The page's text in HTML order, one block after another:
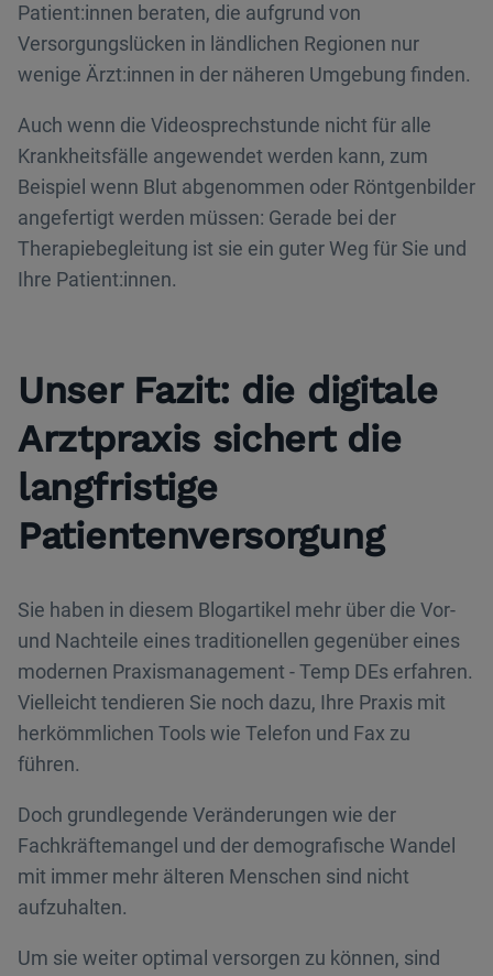
Patient:innen beraten, die aufgrund von
Versorgungslücken in ländlichen Regionen nur
wenige Ärzt:innen in der näheren Umgebung finden.
Auch wenn die Videosprechstunde nicht für alle
Krankheitsfälle angewendet werden kann, zum
Beispiel wenn Blut abgenommen oder Röntgenbilder
angefertigt werden müssen: Gerade bei der
Therapiebegleitung ist sie ein guter Weg für Sie und
Ihre Patient:innen.
Unser Fazit: die digitale
Arztpraxis sichert die
langfristige
Patientenversorgung
Sie haben in diesem Blogartikel mehr über die Vor-
und Nachteile eines traditionellen gegenüber eines
modernen Praxismanagement - Temp DEs erfahren.
Vielleicht tendieren Sie noch dazu, Ihre Praxis mit
herkömmlichen Tools wie Telefon und Fax zu
führen.
Doch grundlegende Veränderungen wie der
Fachkräftemangel und der demografische Wandel
mit immer mehr älteren Menschen sind nicht
aufzuhalten.
Um sie weiter optimal versorgen zu können, sind